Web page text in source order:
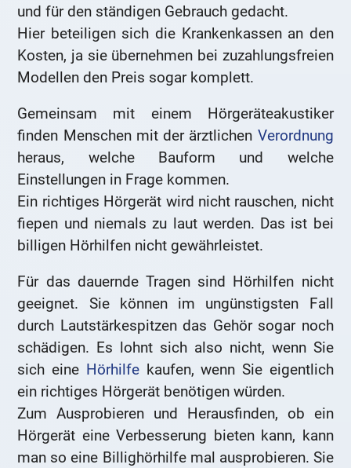
und für den ständigen Gebrauch gedacht.
Hier beteiligen sich die Krankenkassen an den
Kosten, ja sie übernehmen bei zuzahlungsfreien
Modellen den Preis sogar komplett.
Gemeinsam mit einem Hörgeräteakustiker
finden Menschen mit der ärztlichen Verordnung
heraus, welche Bauform und welche
Einstellungen in Frage kommen.
Ein richtiges Hörgerät wird nicht rauschen, nicht
fiepen und niemals zu laut werden. Das ist bei
billigen Hörhilfen nicht gewährleistet.
Für das dauernde Tragen sind Hörhilfen nicht
geeignet. Sie können im ungünstigsten Fall
durch Lautstärkespitzen das Gehör sogar noch
schädigen. Es lohnt sich also nicht, wenn Sie
sich eine Hörhilfekaufen, wenn Sie eigentlich
ein richtiges Hörgerät benötigen würden.
Zum Ausprobieren und Herausfinden, ob ein
Hörgerät eine Verbesserung bieten kann, kann
man so eine Billighörhilfe mal ausprobieren. Sie